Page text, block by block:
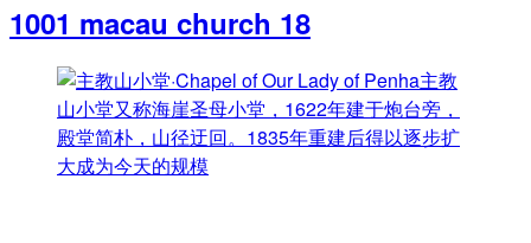
1001 macau church 18